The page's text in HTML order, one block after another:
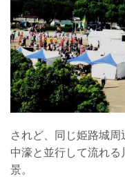
されど、同じ姫路城周
中濠と並行して流れ
景。